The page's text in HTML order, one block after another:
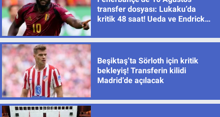
transfer dosyası: Lukaku’da
kritik 48 saat! Ueda ve Endrick
Beşiktaş’ta Sörloth için kritik
bekleyiş! Transferin kilidi
Madrid’de açılacak